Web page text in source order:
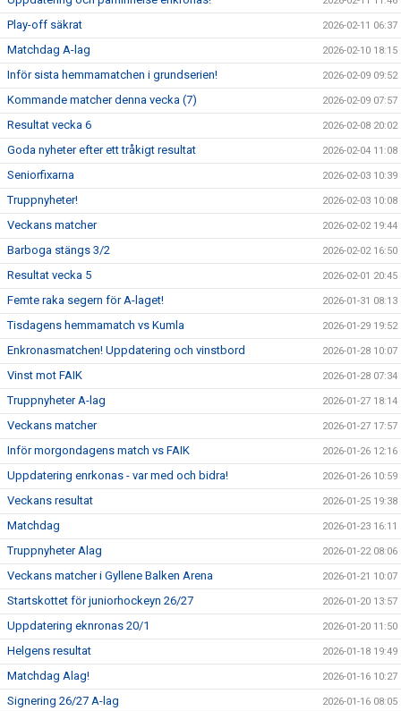
Play-off säkrat 2026-02-11 06:37
Matchdag A-lag 2026-02-10 18:15
Inför sista hemmamatchen i grundserien! 2026-02-09 09:52
Kommande matcher denna vecka (7) 2026-02-09 07:57
Resultat vecka 6 2026-02-08 20:02
Goda nyheter efter ett tråkigt resultat 2026-02-04 11:08
Seniorfixarna 2026-02-03 10:39
Truppnyheter! 2026-02-03 10:08
Veckans matcher 2026-02-02 19:44
Barboga stängs 3/2 2026-02-02 16:50
Resultat vecka 5 2026-02-01 20:45
Femte raka segern för A-laget! 2026-01-31 08:13
Tisdagens hemmamatch vs Kumla 2026-01-29 19:52
Enkronasmatchen! Uppdatering och vinstbord 2026-01-28 10:07
Vinst mot FAIK 2026-01-28 07:34
Truppnyheter A-lag 2026-01-27 18:14
Veckans matcher 2026-01-27 17:57
Inför morgondagens match vs FAIK 2026-01-26 12:16
Uppdatering enrkonas - var med och bidra! 2026-01-26 10:59
Veckans resultat 2026-01-25 19:38
Matchdag 2026-01-23 16:11
Truppnyheter Alag 2026-01-22 08:06
Veckans matcher i Gyllene Balken Arena 2026-01-21 10:07
Startskottet för juniorhockeyn 26/27 2026-01-20 13:57
Uppdatering eknronas 20/1 2026-01-20 11:50
Helgens resultat 2026-01-18 19:49
Matchdag Alag! 2026-01-16 10:27
Signering 26/27 A-lag 2026-01-16 08:05